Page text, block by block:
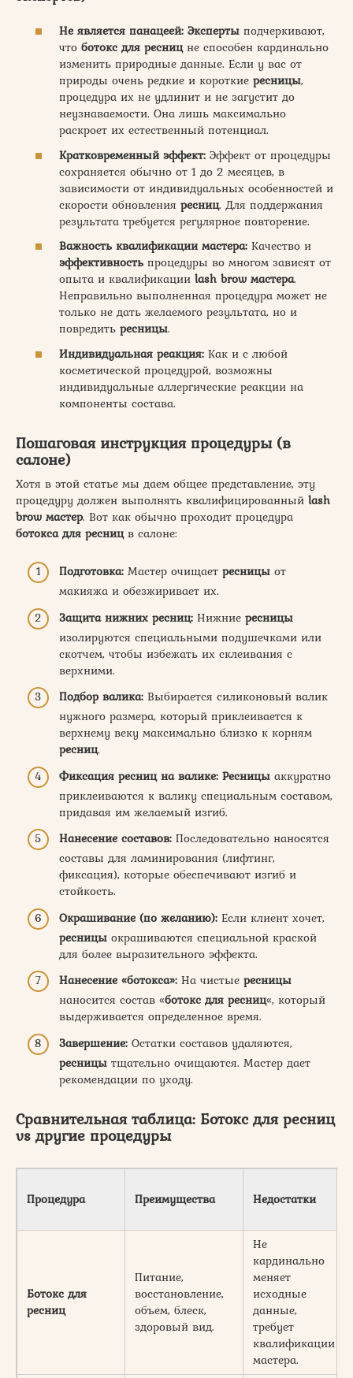
Не является панацеей: Эксперты подчеркивают,
что ботокс для ресницне способен кардинально
изменить природные данные. Если у вас от
природы очень редкие и короткие ресницы,
процедура их не удлинит и не загустит до
неузнаваемости. Она лишь максимально
раскроет их естественный потенциал.
Кратковременный эффект: Эффект от процедуры
сохраняется обычно от 1 до 2 месяцев, в
зависимости от индивидуальных особенностей и
скорости обновления ресниц. Для поддержания
результата требуется регулярное повторение.
Важность квалификации мастера: Качество и
эффективность процедуры во многом зависят от
опыта и квалификации lash brow мастера.
Неправильно выполненная процедура может не
только не дать желаемого результата, но и
повредить ресницы.
Индивидуальная реакция: Как и с любой
косметической процедурой, возможны
индивидуальные аллергические реакции на
компоненты состава.
Пошаговая инструкция процедуры (в
салоне)
Хотя в этой статье мы даем общее представление, эту
процедуру должен выполнять квалифицированный lash
brow мастер. Вот как обычно проходит процедура
ботокса для ресницв салоне:
Подготовка: Мастер очищает ресницы от
макияжа и обезжиривает их.
Защита нижних ресниц: Нижние ресницы
изолируются специальными подушечками или
скотчем, чтобы избежать их склеивания с
верхними.
Подбор валика: Выбирается силиконовый валик
нужного размера, который приклеивается к
верхнему веку максимально близко к корням
ресниц.
Фиксация ресниц на валике: Ресницы аккуратно
приклеиваются к валику специальным составом,
придавая им желаемый изгиб.
Нанесение составов: Последовательно наносятся
составы для ламинирования (лифтинг,
фиксация), которые обеспечивают изгиб и
стойкость.
Окрашивание (по желанию): Если клиент хочет,
ресницы окрашиваются специальной краской
для более выразительного эффекта.
Нанесение «ботокса»: На чистые ресницы
наносится состав «ботокс для ресниц«, который
выдерживается определенное время.
Завершение: Остатки составов удаляются,
ресницы тщательно очищаются. Мастер дает
рекомендации по уходу.
Сравнительная таблица: Ботокс для ресниц
vs другие процедуры
Процедура Преимущества Недостатки
Ботокс для
ресниц
Питание,
восстановление,
объем, блеск,
здоровый вид.
Не
кардинально
меняет
исходные
данные,
требует
квалификации
мастера.